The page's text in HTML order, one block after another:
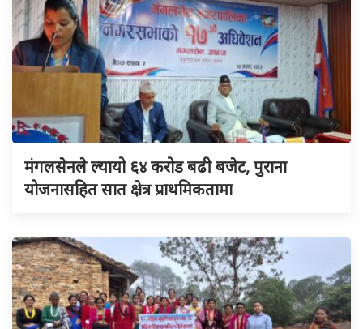
मंगलसेनले ल्यायो ६४ करोड बढी बजेट, पुराना
योजनासहित सात क्षेत्र प्राथमिकतामा